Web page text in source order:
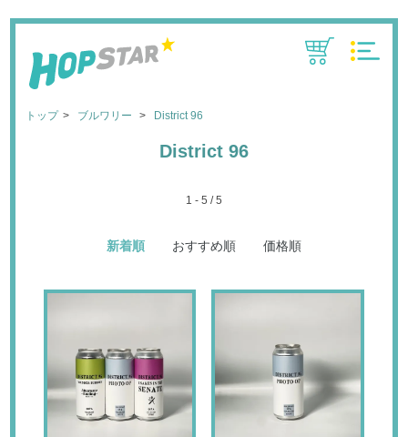
トップ ブルワリー District 96
District 96
1 - 5 / 5
新着順 おすすめ順 価格順